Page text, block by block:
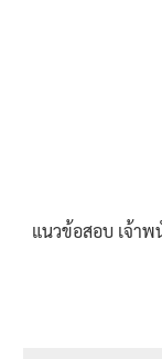
แนวข้อสอบ เจ้า